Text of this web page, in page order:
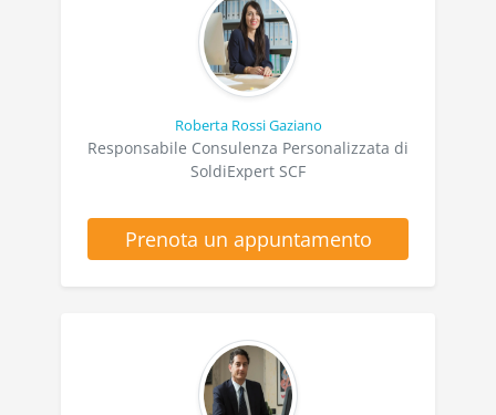
Roberta Rossi Gaziano
Responsabile Consulenza Personalizzata di
SoldiExpert SCF
Prenota un appuntamento